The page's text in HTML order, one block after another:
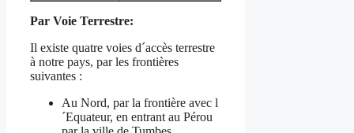
Par Voie Terrestre:
Il existe quatre voies d´accès terrestre
à notre pays, par les frontières
suivantes :
Au Nord, par la frontière avec l
´Equateur, en entrant au Pérou